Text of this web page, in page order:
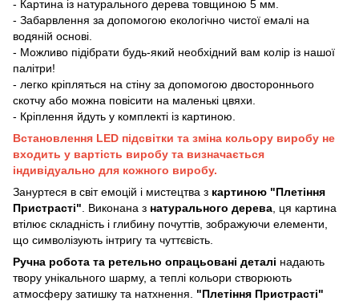
- Картина із натурального дерева товщиною 5 мм.
- Забарвлення за допомогою екологічно чистої емалі на
водяній основі.
- Можливо підібрати будь-який необхідний вам колір із нашої
палітри!
- легко кріпляться на стіну за допомогою двостороннього
скотчу або можна повісити на маленькі цвяхи.
- Кріплення йдуть у комплекті із картиною.
Встановлення LED підсвітки та зміна кольору виробу не
входить у вартість виробу та визначається
індивідуально для кожного виробу.
Зануртеся в світ емоцій і мистецтва з картиною "Плетіння
Пристрасті" . Виконана з натурального дерева , ця картина
втілює складність і глибину почуттів, зображуючи елементи,
що символізують інтригу та чуттєвість.
Ручна робота та ретельно опрацьовані деталі надають
твору унікального шарму, а теплі кольори створюють
атмосферу затишку та натхнення. "Плетіння Пристрасті"